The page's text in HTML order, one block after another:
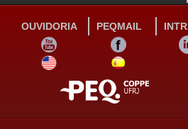
OUVIDORIA PEQMAIL
YOUTUBE
FACEBOOK
SITE INGLÊS
LINK SITE